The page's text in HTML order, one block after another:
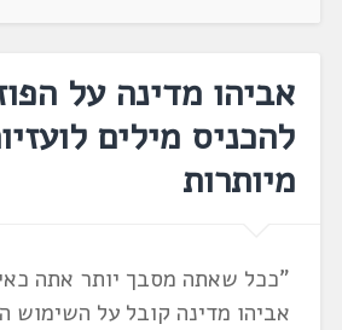
אביהו מדינה על
להכניס מילים
מיותרות
"ככל שאתה מסבך יותר אתה
אביהו מדינה קובל על השימוש